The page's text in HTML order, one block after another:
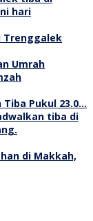
Trenggalek
Pukul 23.0…
di Makkah,